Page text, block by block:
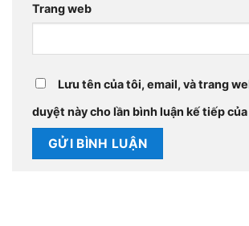
Trang web
Lưu tên của tôi, email, và trang
duyệt này cho lần bình luận kế tiếp